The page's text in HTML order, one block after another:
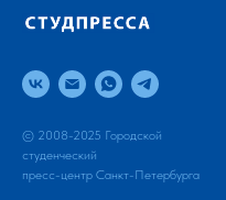
© 2008-2025 Городской
студенческий
пресс-центр Санкт-Петербурга